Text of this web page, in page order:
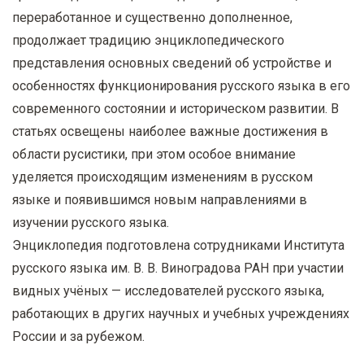
переработанное и существенно дополненное,
продолжает традицию энциклопедического
представления основных сведений об устройстве и
особенностях функционирования русского языка в его
современного состоянии и историческом развитии. В
статьях освещены наиболее важные достижения в
области русистики, при этом особое внимание
уделяется происходящим изменениям в русском
языке и появившимся новым направлениями в
изучении русского языка.
Энциклопедия подготовлена сотрудниками Института
русского языка им. В. В. Виноградова РАН при участии
видных учёных — исследователей русского языка,
работающих в других научных и учебных учреждениях
России и за рубежом.